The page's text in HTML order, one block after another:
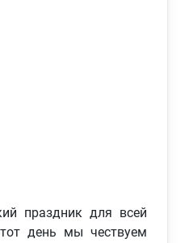
праздник для всей
день мы чествуем